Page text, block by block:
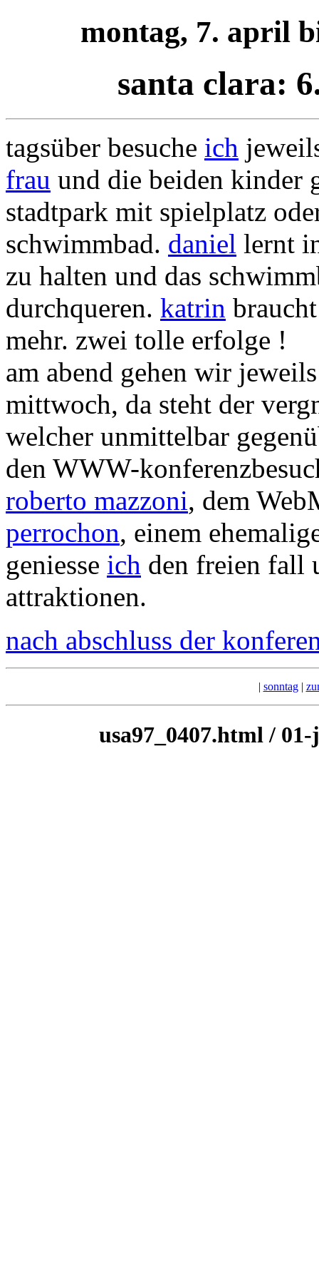
montag, 7. april
santa clara:
tagsüber besuche ich
frau und die beiden kinder
stadtpark mit spielplatz
schwimmbad. daniel lernt
zu halten und das
durchqueren. katrin
mehr. zwei tolle erfolge !
am abend gehen wir
mittwoch, da steht der
welcher unmittelbar
den WWW-
roberto mazzoni, dem
perrochon, einem
geniesse ich den freien fall
attraktionen.
nach abschluss der
| sonntag|
usa97_0407.html /